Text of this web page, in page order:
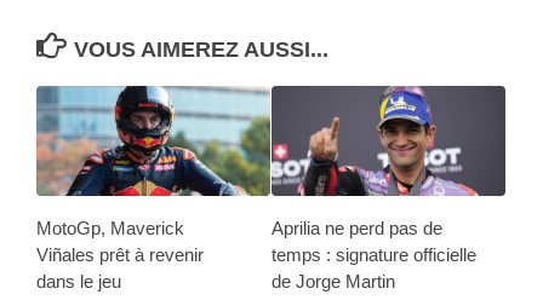
VOUS AIMEREZ AUSSI...
MotoGp, Maverick
Viñales prêt à revenir
dans le jeu
Aprilia ne perd pas de
temps : signature officielle
de Jorge Martin